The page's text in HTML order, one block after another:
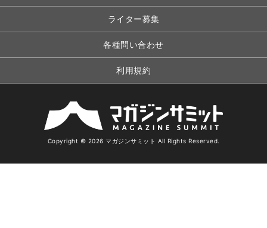
ライター募集
各種問い合わせ
利用規約
Copyright © 2026 マガジンサミット All Rights Reserved.